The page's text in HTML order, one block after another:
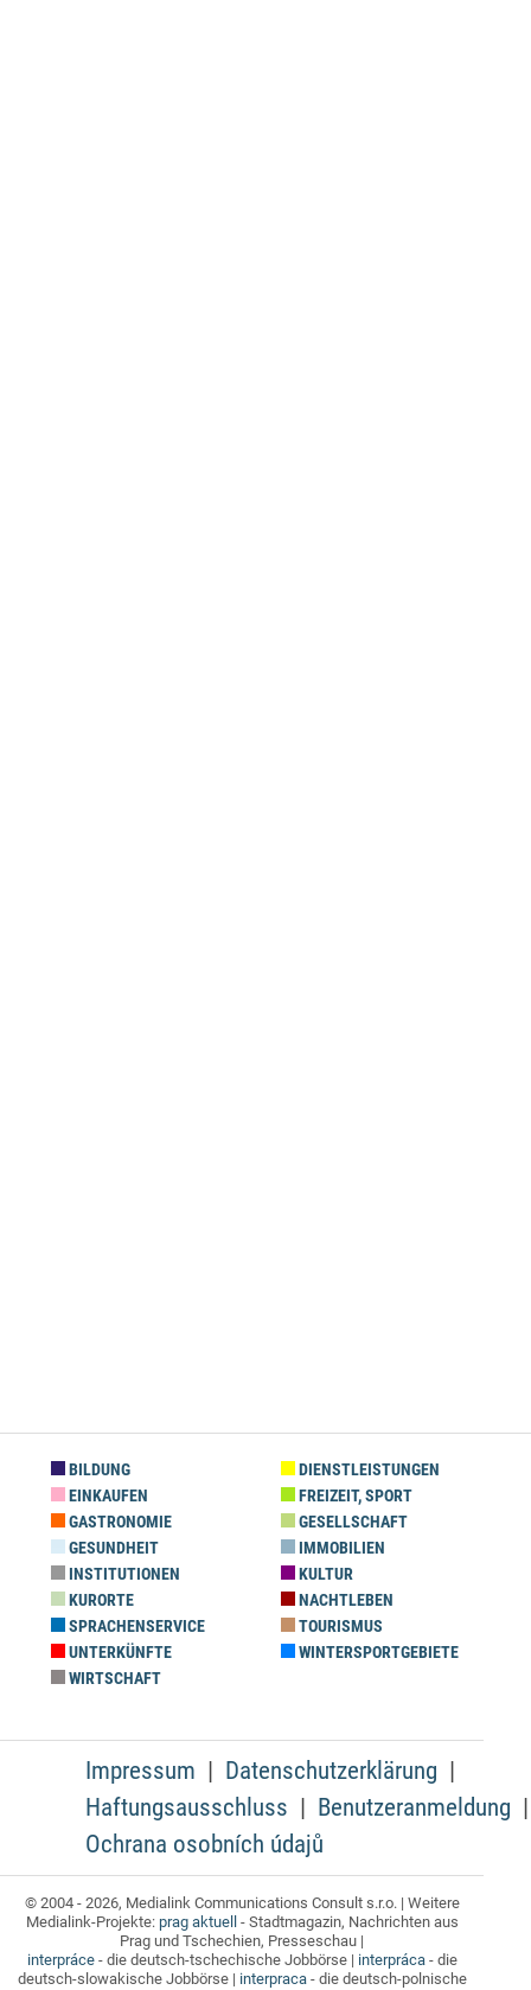
BILDUNG
DIENSTLEISTUNGEN
EINKAUFEN
FREIZEIT, SPORT
GASTRONOMIE
GESELLSCHAFT
GESUNDHEIT
IMMOBILIEN
INSTITUTIONEN
KULTUR
KURORTE
NACHTLEBEN
SPRACHENSERVICE
TOURISMUS
UNTERKÜNFTE
WINTERSPORTGEBIETE
WIRTSCHAFT
Impressum
Datenschutzerklärung
Haftungsausschluss
Benutzeranmeldung
Ochrana osobních údajů
© 2004 - 2026, Medialink Communications Consult s.r.o. | Weitere
Medialink-Projekte: prag aktuell - Stadtmagazin, Nachrichten aus
Prag und Tschechien, Presseschau |
interpráce- die deutsch-tschechische Jobbörse | interpráca- die
deutsch-slowakische Jobbörse | interpraca- die deutsch-polnische